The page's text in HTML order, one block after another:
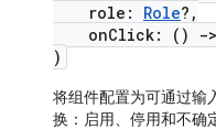
role: Role?,
onClick: ()
->
)
将组件配置为可通过输
换：启用、停用和不确